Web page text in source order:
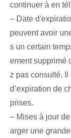
continuer à en
– Date
peuvent avoir
s un certain
ement supprimé
z pas consulté.
d’expiration de
prises.
– Mises à jour
arger une